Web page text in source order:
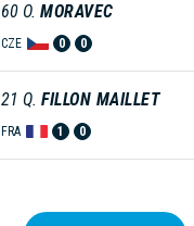
60 O. MORAVEC
CZE 0 0
21 Q. FILLON MAILLET
FRA 1 0